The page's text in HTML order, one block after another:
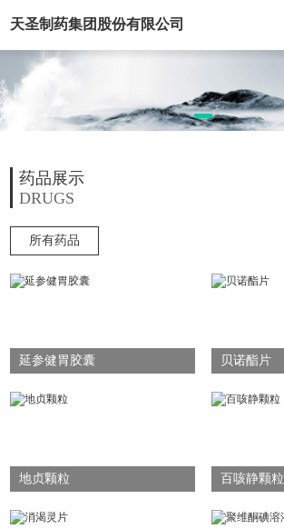
天圣制药集团股份有限公司
药品展示
DRUGS
所有药品
延参健胃胶囊 贝诺酯片
地贞颗粒 百咳静颗粒